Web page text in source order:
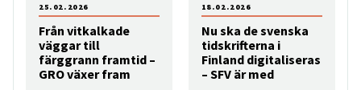
Från vitkalkade
väggar till
färggrann framtid –
GRO växer fram
25.02.2026
Nu ska de svenska
tidskrifterna i
Finland digitaliseras
– SFV är med
18.02.2026